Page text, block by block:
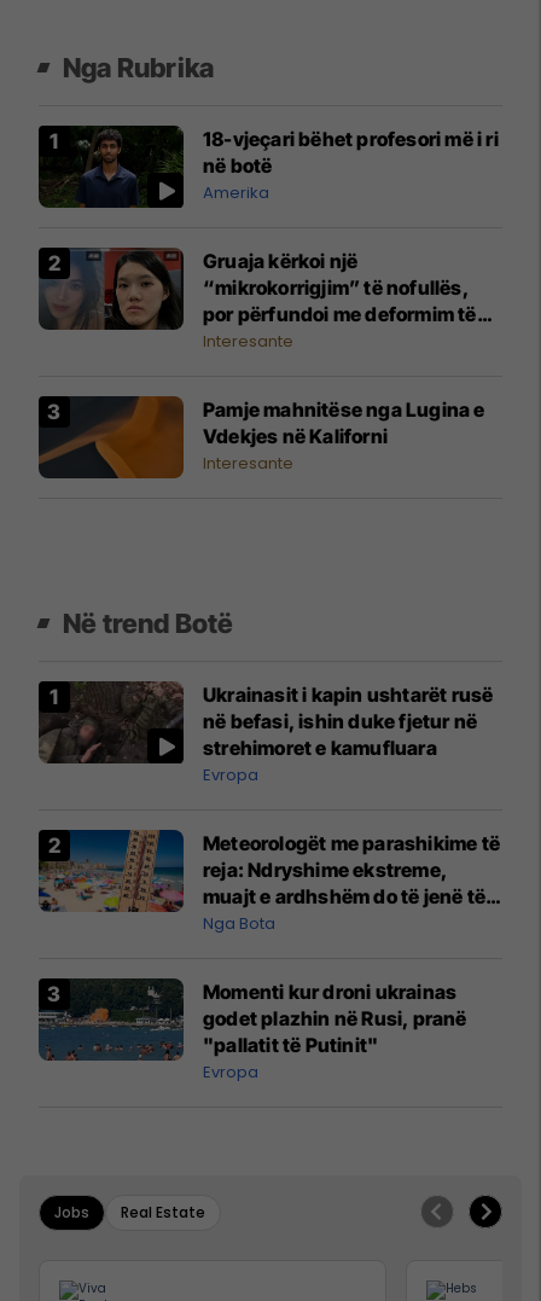
Nga Rubrika
18-vjeçari bëhet profesori më i ri
në botë
Amerika
Gruaja kërkoi një
“mikrokorrigjim” të nofullës,
por përfundoi me deformim të
madh të fytyrës
Interesante
Pamje mahnitëse nga Lugina e
Vdekjes në Kaliforni
Interesante
Në trend Botë
Ukrainasit i kapin ushtarët rusë
në befasi, ishin duke fjetur në
strehimoret e kamufluara
Evropa
Meteorologët me parashikime të
reja: Ndryshime ekstreme,
muajt e ardhshëm do të jenë të
pazakontë
Nga Bota
Momenti kur droni ukrainas
godet plazhin në Rusi, pranë
"pallatit të Putinit"
Evropa
Jobs Real Estate